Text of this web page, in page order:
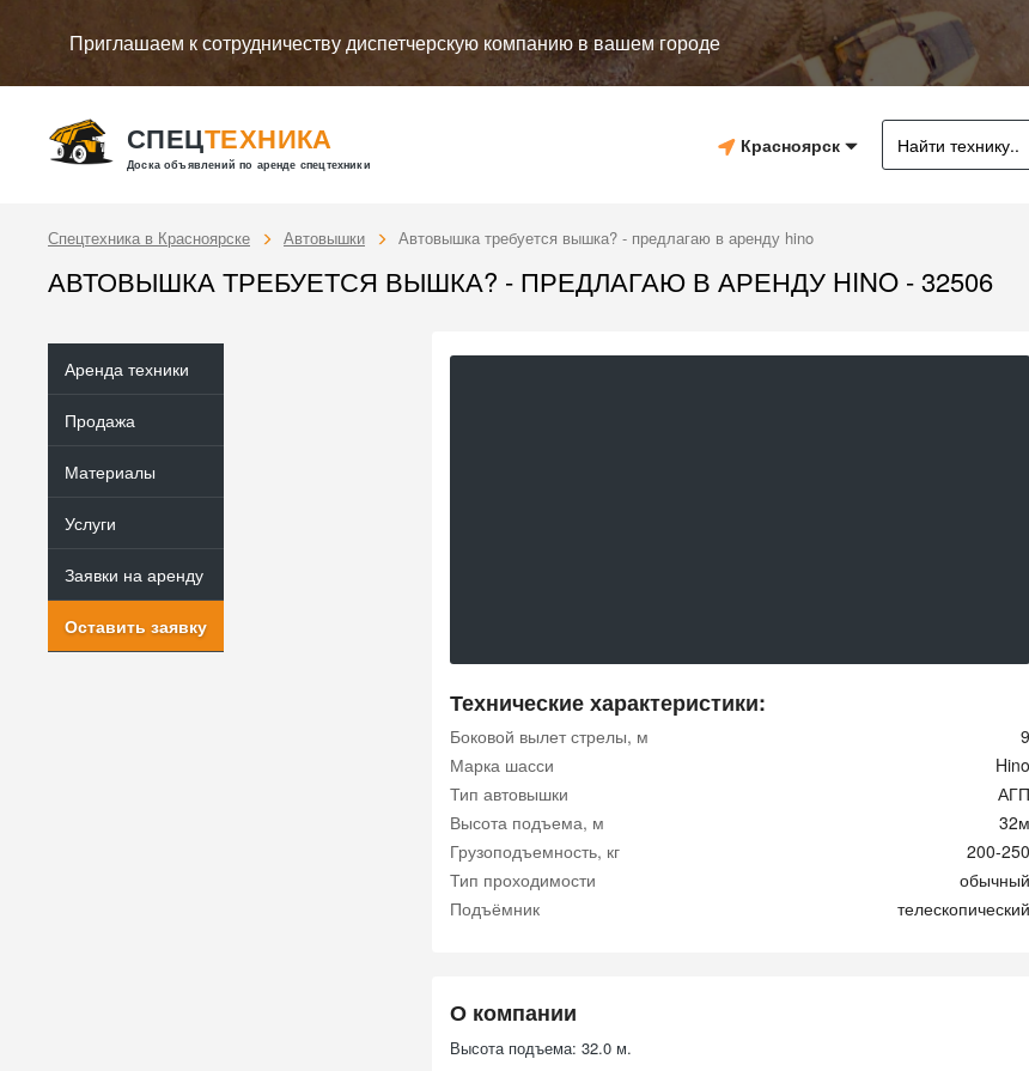
Приглашаем к сотрудничеству диспетчерскую компанию в вашем городе
СПЕЦТЕХНИКА
Доска объявлений по аренде спецтехники
Красноярск
Спецтехника в Красноярске Автовышки Автовышка требуется вышка? - предлагаю в аренду hino
АВТОВЫШКА ТРЕБУЕТСЯ ВЫШКА? - ПРЕДЛАГАЮ В АРЕНДУ HINO - 32506
Аренда техники
Продажа
Материалы
Услуги
Заявки на аренду
Оставить заявку
Технические характеристики:
Боковой вылет стрелы, м
9
Марка шасси
Hino
Тип автовышки
АГП
Высота подъема, м
32м
Грузоподъемность, кг
200-250
Тип проходимости
обычный
Подъёмник
телескопический
О компании
Высота подъема: 32.0 м.